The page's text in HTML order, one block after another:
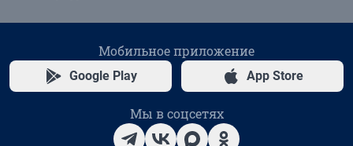
Мобильное приложение
Google Play App Store
Мы в соцсетях